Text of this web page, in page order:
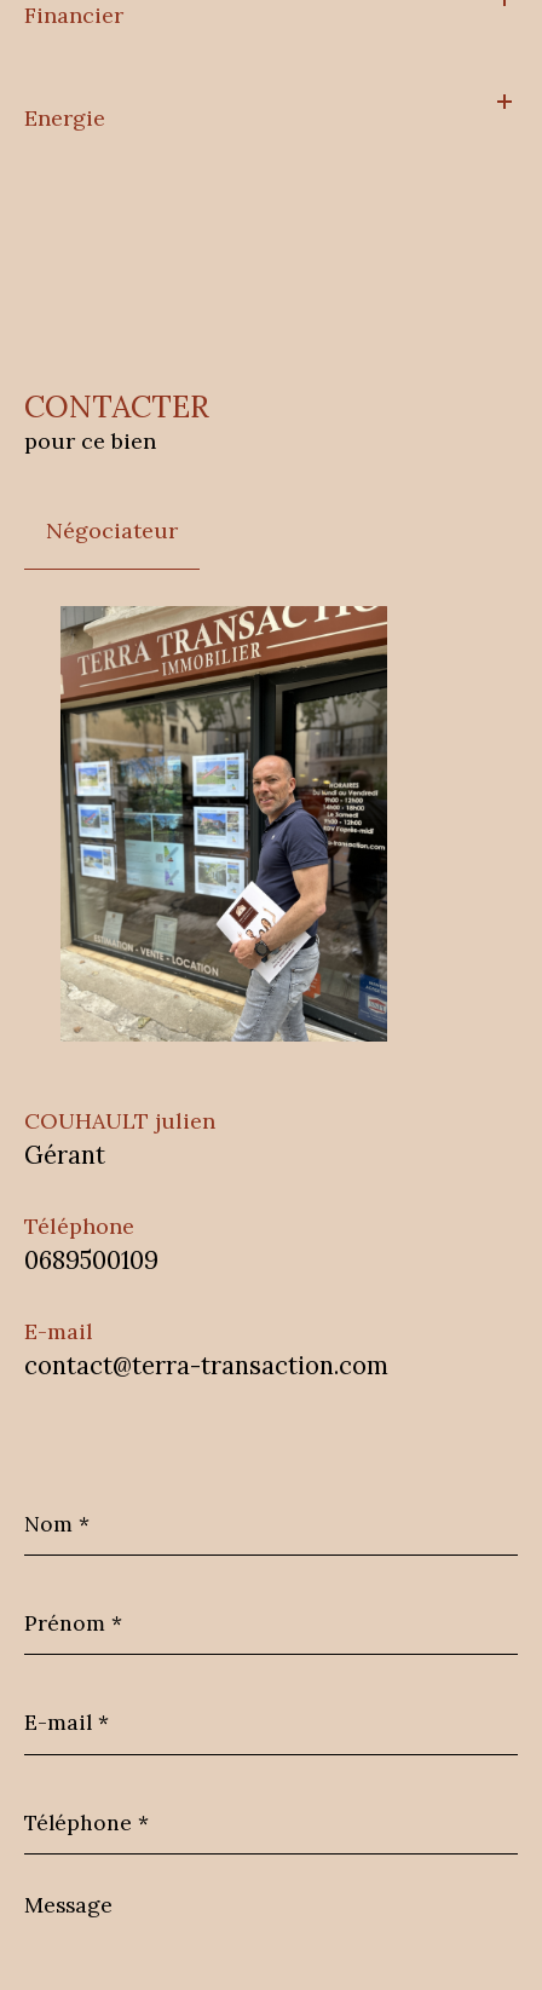
Financier
Energie
CONTACTER
pour ce bien
Négociateur
COUHAULT julien
Gérant
Téléphone
0689500109
E-mail
contact@terra-transaction.com
*
*
mail
*
*
Message
*